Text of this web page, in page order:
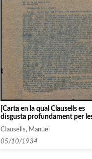
[Carta en la qual Clausells es
disgusta profundament per
males notícies sobre Herriot i
pel temps perdut per les falses
afirmacions. Afirma també que
Clausells, Manuel
05/10/1934